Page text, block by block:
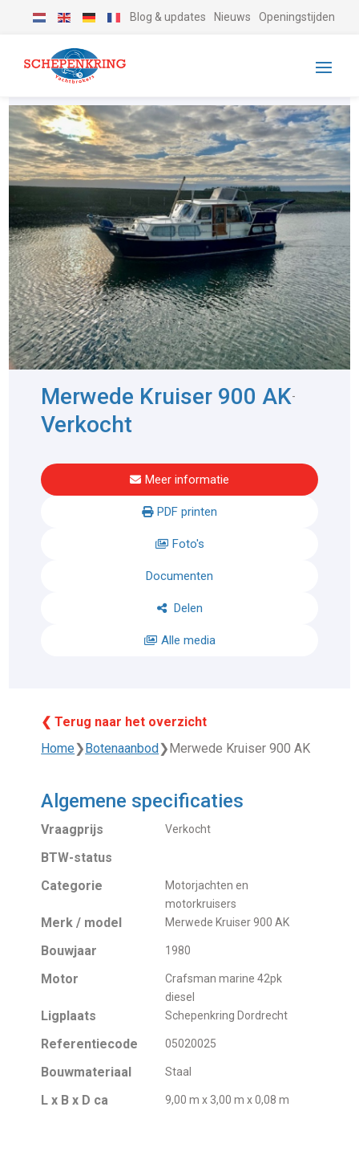
Blog & updates Nieuws Openingstijden
Merwede Kruiser 900 AK-
Verkocht
Meer informatie
PDF printen
Foto's
Documenten
Delen
Alle media
❮ Terug naar het overzicht
Home❯Botenaanbod❯Merwede Kruiser 900 AK
Algemene specificaties
Vraagprijs Verkocht
BTW-status
Categorie
Motorjachten en
motorkruisers
Merk / model Merwede Kruiser 900 AK
Bouwjaar 1980
Motor
Crafsman marine 42pk
diesel
Ligplaats Schepenkring Dordrecht
Referentiecode 05020025
Bouwmateriaal Staal
L x B x D ca 9,00 m x 3,00 m x 0,08 m